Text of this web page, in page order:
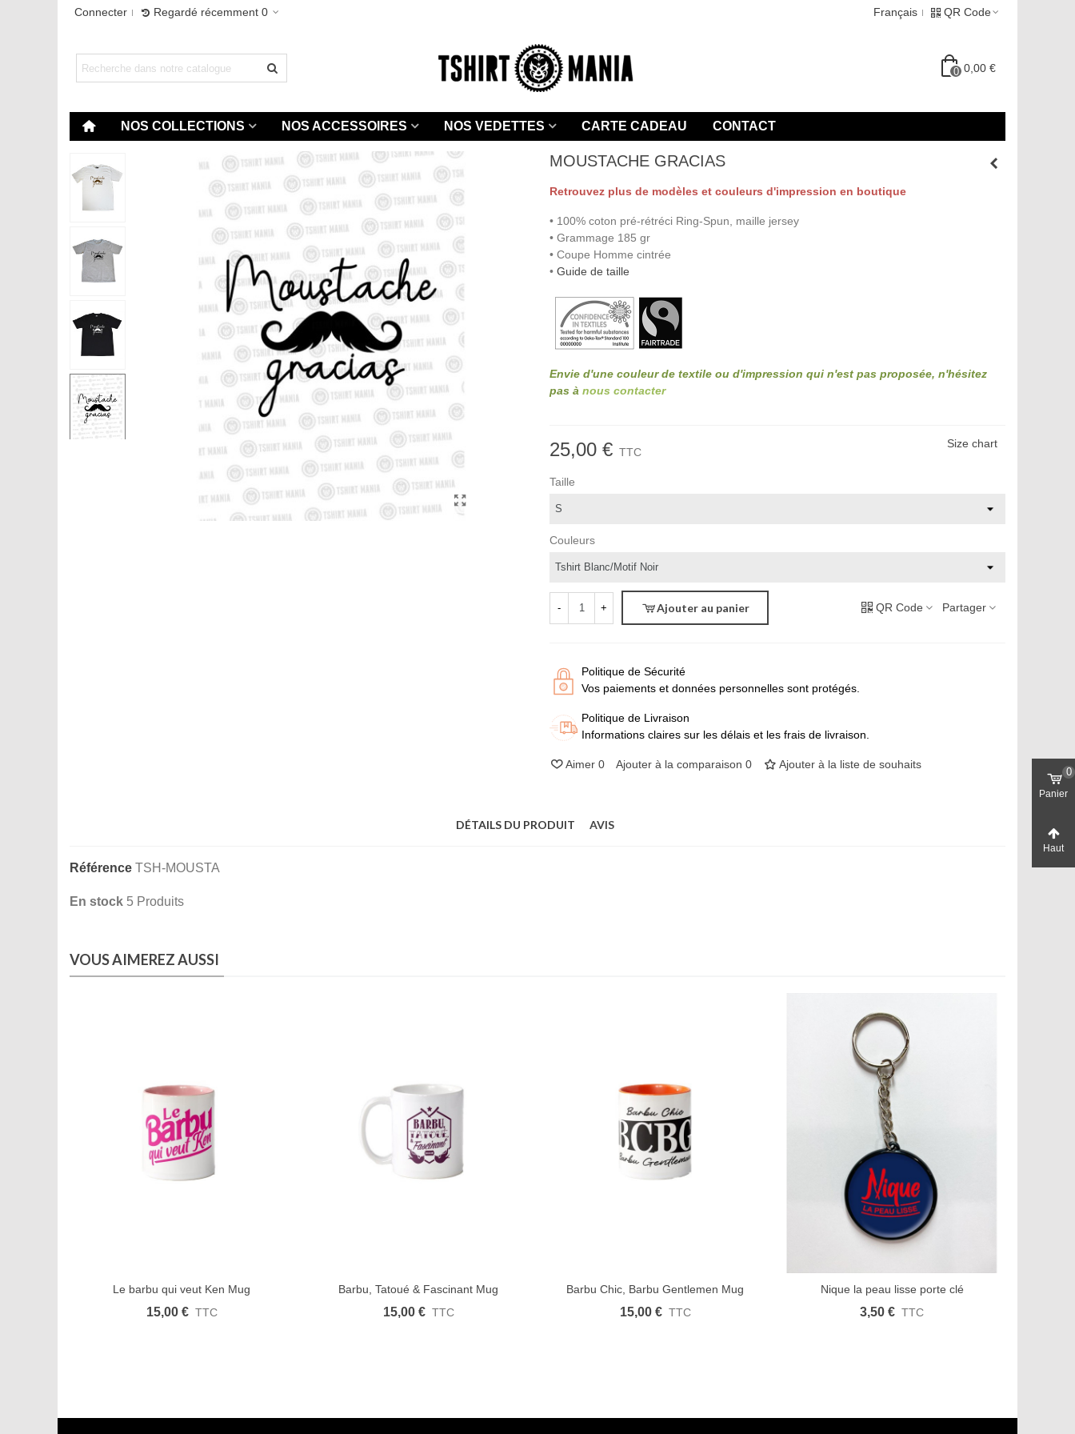
Connecter Regardé récemment 0 Français QR Code
0 0,00 €
NOS COLLECTIONS NOS ACCESSOIRES NOS VEDETTES CARTE CADEAU CONTACT
MOUSTACHE GRACIAS
Retrouvez plus de modèles et couleurs d'impression en boutique
• 100% coton pré-rétréci Ring-Spun, maille jersey
• Grammage 185 gr
• Coupe Homme cintrée
• Guide de taille
Envie d'une couleur de textile ou d'impression qui n'est pas proposée, n'hésitez
pas à nous contacter
25,00 € TTC
Size chart
Taille
Couleurs
- + Ajouter au panier QR Code Partager
Politique de Sécurité
Vos paiements et données personnelles sont protégés.
Politique de Livraison
Informations claires sur les délais et les frais de livraison.
Aimer 0 Ajouter à la comparaison 0 Ajouter à la liste de souhaits
DÉTAILS DU PRODUIT AVIS
Référence TSH-MOUSTA
En stock 5 Produits
VOUS AIMEREZ AUSSI
Afficher plus Aimer
Le barbu qui veut Ken Mug
15,00 € TTC
Afficher plus Aimer
Barbu, Tatoué & Fascinant Mug
15,00 € TTC
Afficher plus Aimer
Barbu Chic, Barbu Gentlemen Mug
15,00 € TTC
Afficher plus Aimer
Nique la peau lisse porte clé
3,50 € TTC
Panier
0
Haut